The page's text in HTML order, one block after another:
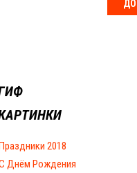
2018
Днём Рождения